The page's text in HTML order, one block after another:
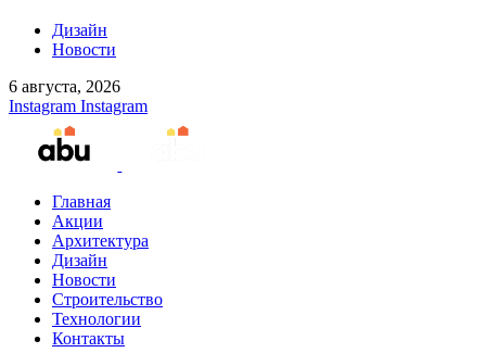
Дизайн
Новости
6 августа, 2026
Instagram Instagram
Главная
Акции
Архитектура
Дизайн
Новости
Строительство
Технологии
Контакты